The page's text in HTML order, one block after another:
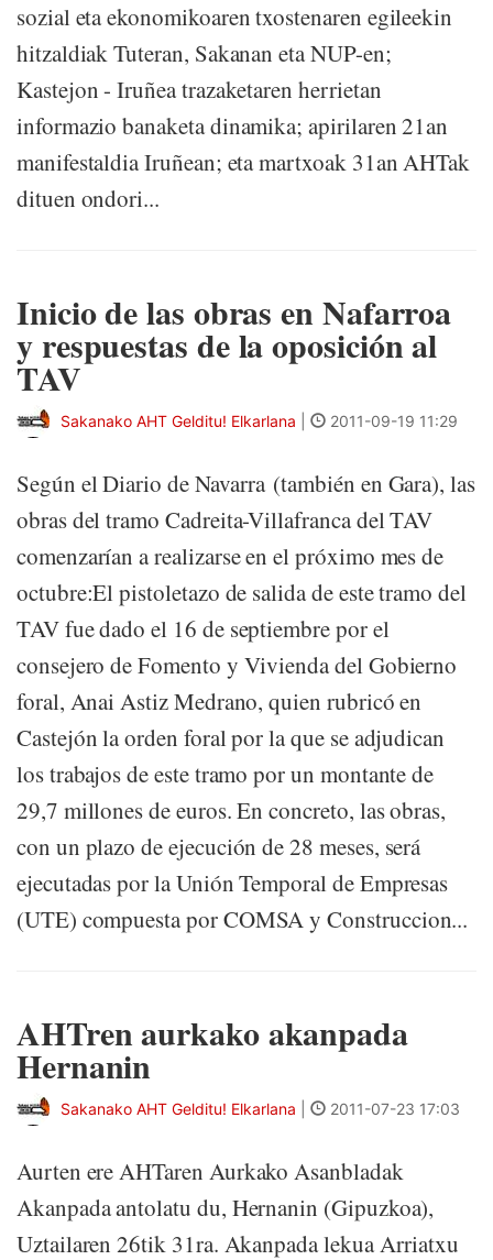
sozial eta ekonomikoaren txostenaren egileekin
hitzaldiak Tuteran, Sakanan eta NUP-en;
Kastejon - Iruñea trazaketaren herrietan
informazio banaketa dinamika; apirilaren 21an
manifestaldia Iruñean; eta martxoak 31an AHTak
dituen ondori...
Inicio de las obras en Nafarroa
y respuestas de la oposición al
TAV
Sakanako AHT Gelditu! Elkarlana 2011-09-19 11:29
Según el Diario de Navarra (también en Gara), las
obras del tramo Cadreita-Villafranca del TAV
comenzarían a realizarse en el próximo mes de
octubre:El pistoletazo de salida de este tramo del
TAV fue dado el 16 de septiembre por el
consejero de Fomento y Vivienda del Gobierno
foral, Anai Astiz Medrano, quien rubricó en
Castejón la orden foral por la que se adjudican
los trabajos de este tramo por un montante de
29,7 millones de euros. En concreto, las obras,
con un plazo de ejecución de 28 meses, será
ejecutadas por la Unión Temporal de Empresas
(UTE) compuesta por COMSA y Construccion...
AHTren aurkako akanpada
Hernanin
Sakanako AHT Gelditu! Elkarlana 2011-07-23 17:03
Aurten ere AHTaren Aurkako Asanbladak
Akanpada antolatu du, Hernanin (Gipuzkoa),
Uztailaren 26tik 31ra. Akanpada lekua Arriatxu